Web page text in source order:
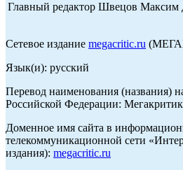
Главный редактор Швецов Максим
Сетевое издание megacritic.ru
Язык(и): русский
Перевод наименования (названия)
Российской Федерации: Мегакритик
Доменное имя сайта в
телекоммуникационной сети
издания): megacritic.ru